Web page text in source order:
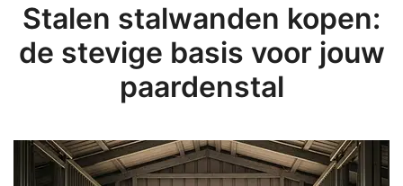
Stalen stalwanden kopen:
de stevige basis voor jouw
paardenstal